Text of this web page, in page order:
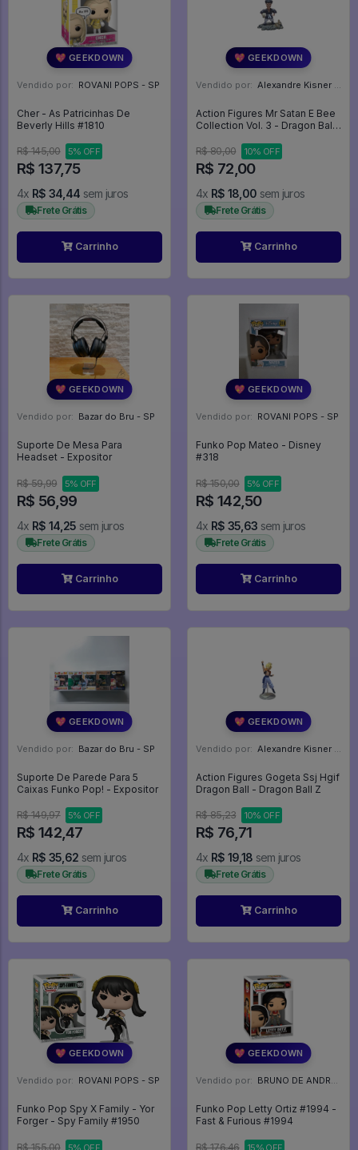
💖 GEEKDOWN
Vendido por: ROVANI POPS - SP
Cher - As Patricinhas De
Beverly Hills #1810
R$ 145,00 5% OFF
R$ 137,75
4x R$ 34,44 sem juros
Frete Grátis
Carrinho
💖 GEEKDOWN
Vendido por: Alexandre Kisner - PR
Action Figures Mr Satan E Bee
Collection Vol. 3 - Dragon Ball
R$ 80,00
10% OFF
R$ 72,00
4x R$ 18,00 sem juros
Frete Grátis
Carrinho
💖 GEEKDOWN
Vendido por: Bazar do Bru - SP
Suporte De Mesa Para
Headset - Expositor
R$ 59,99 5% OFF
R$ 56,99
4x R$ 14,25 sem juros
Frete Grátis
Carrinho
💖 GEEKDOWN
Vendido por: ROVANI POPS - SP
Funko Pop Mateo - Disney
#318
R$ 150,00 5% OFF
R$ 142,50
4x R$ 35,63 sem juros
Frete Grátis
Carrinho
💖 GEEKDOWN
Vendido por: Bazar do Bru - SP
Suporte De Parede Para 5
Caixas Funko Pop! - Expositor
R$ 149,97 5% OFF
R$ 142,47
4x R$ 35,62 sem juros
Frete Grátis
Carrinho
💖 GEEKDOWN
Vendido por: Alexandre Kisner - PR
Action Figures Gogeta Ssj Hgif
Dragon Ball - Dragon Ball Z
R$ 85,23 10% OFF
R$ 76,71
4x R$ 19,18 sem juros
Frete Grátis
Carrinho
💖 GEEKDOWN
Vendido por: ROVANI POPS - SP
Funko Pop Spy X Family - Yor
Forger - Spy Family #1950
R$ 155,00 5% OFF
💖 GEEKDOWN
Vendido por: BRUNO DE ANDRADE CLEMENTE - SC
Funko Pop Letty Ortiz #1994 -
Fast & Furious #1994
R$ 176,46 15% OFF